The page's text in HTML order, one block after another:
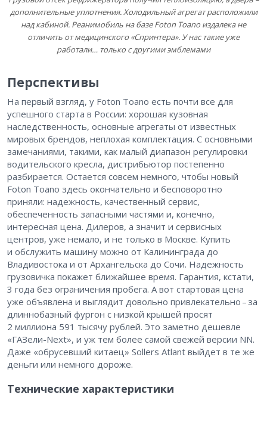
дополнительные уплотнения. Холодильный агрегат расположили
над кабиной. Реанимобиль на базе Foton Toano издалека не
отличить от медицинского «Спринтера». У нас такие уже
работали… только с другими эмблемами
Перспективы
На первый взгляд, у Foton Toano есть почти все для
успешного старта в России: хорошая кузовная
наследственность, основные агрегаты от известных
мировых брендов, неплохая комплектация. С основными
замечаниями, такими, как малый диапазон регулировки
водительского кресла, дистрибьютор постепенно
разбирается. Остается совсем немного, чтобы новый
Foton Toano здесь окончательно и бесповоротно
приняли: надежность, качественный сервис,
обеспеченность запасными частями и, конечно,
интересная цена. Дилеров, а значит и сервисных
центров, уже немало, и не только в Москве. Купить
и обслужить машину можно от Калининграда до
Владивостока и от Архангельска до Сочи. Надежность
грузовичка покажет ближайшее время. Гарантия, кстати,
3 года без ограничения пробега. А вот стартовая цена
уже объявлена и выглядит довольно привлекательно – ​за
длиннобазный фургон с низкой крышей просят
2 миллиона 591 тысячу рублей. Это заметно дешевле
«ГАЗели-Next», и уж тем более самой свежей версии NN.
Даже «обрусевший китаец» Sollers Atlant выйдет в те же
деньги или немного дороже.
Технические характеристики